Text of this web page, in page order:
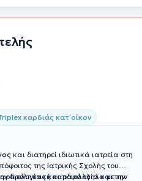
καρδιάς κατ΄οίκον
και διατηρεί ιδιωτικά ιατρεία στη
της Ιατρικής Σχολής του
προληπτική καρδιολογία και την
και παράλληλα με την